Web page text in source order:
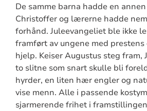
De samme barna hadde en
Christoffer og lærerne hadde
forhånd. Juleevangeliet ble ikke
framført av ungene med
hjelp. Keiser Augustus steg fram,
to slitne som snart skulle bli
hyrder, en liten hær engler og
vise menn. Alle i passende
sjarmerende frihet i